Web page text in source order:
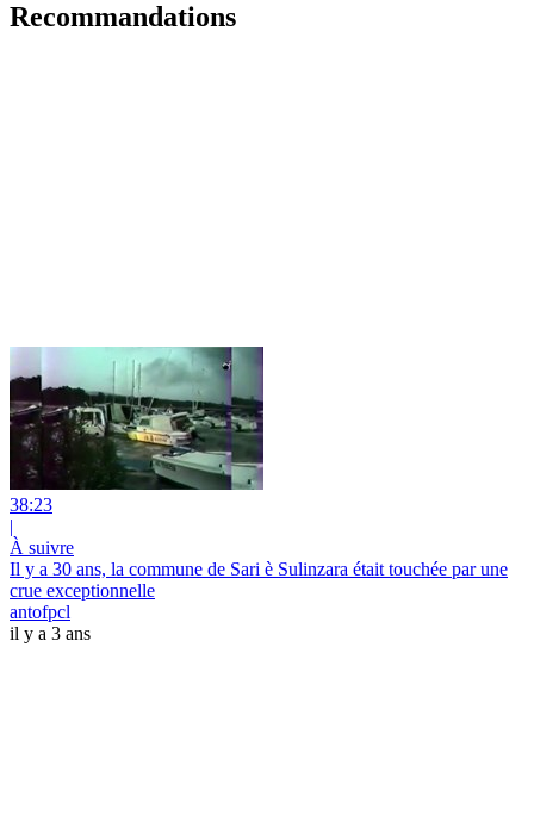
Recommandations
38:23
|
À suivre
Il y a 30 ans, la commune de Sari è Sulinzara était touchée par une
crue exceptionnelle
antofpcl
il y a 3 ans